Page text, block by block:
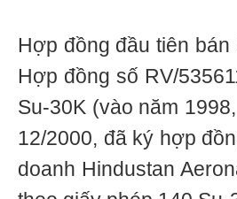
Hợp đồng đầu tiên
Hợp đồng số RV/
Su-30K (vào năm
12/2000, đã ký hợp
doanh Hindustan